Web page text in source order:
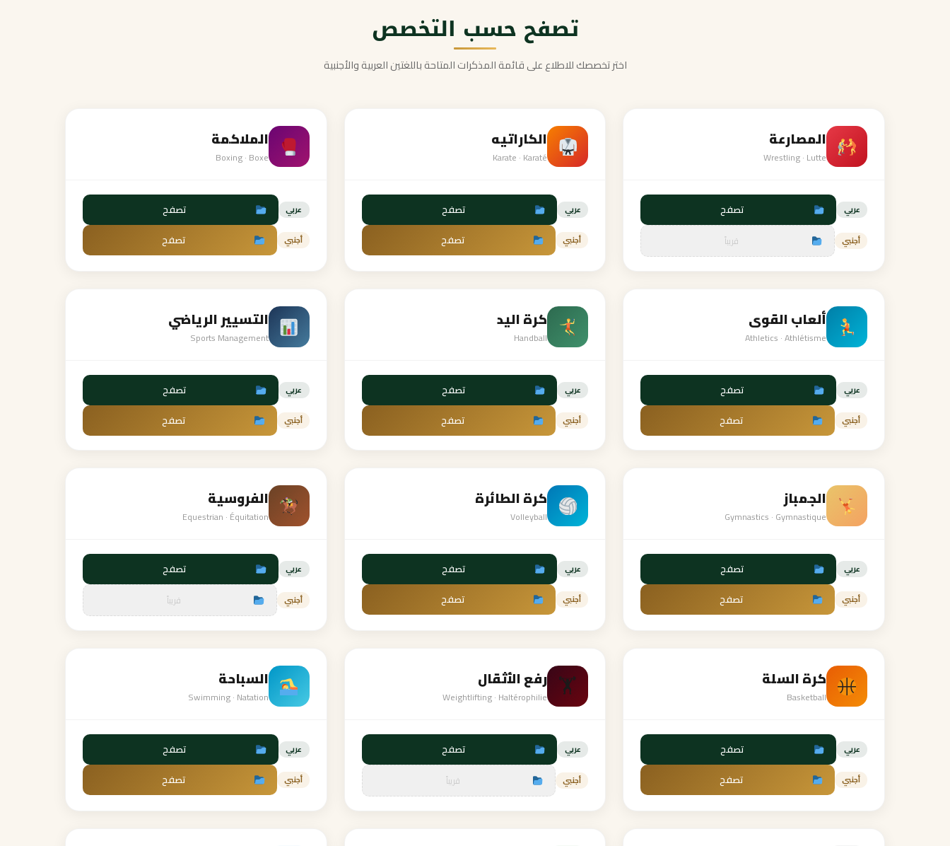
تصفح حسب التخصص
اختر تخصصك للاطلاع على قائمة المذكرات المتاحة باللغتين العربية والأجنبية
المصارعة
Wrestling · Lutte
عربي تصفح
أجنبي قريباً
الكاراتيه
Karate · Karaté
عربي تصفح
أجنبي تصفح
الملاكمة
Boxing · Boxe
عربي تصفح
أجنبي تصفح
ألعاب القوى
Athletics · Athlétisme
عربي تصفح
أجنبي تصفح
كرة اليد
Handball
عربي تصفح
أجنبي تصفح
التسيير الرياضي
Sports Management
عربي تصفح
أجنبي تصفح
الجمباز
Gymnastics · Gymnastique
عربي تصفح
أجنبي تصفح
كرة الطائرة
Volleyball
عربي تصفح
أجنبي تصفح
الفروسية
Equestrian · Équitation
عربي تصفح
أجنبي قريباً
كرة السلة
Basketball
عربي تصفح
أجنبي تصفح
🏋️ رفع الأثقال
Weightlifting · Haltérophilie
عربي تصفح
أجنبي قريباً
السباحة
Swimming · Natation
عربي تصفح
أجنبي تصفح